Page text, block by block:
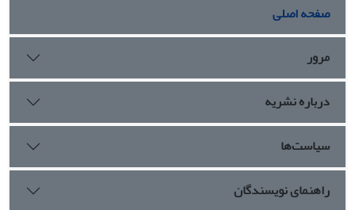
صفحه اصلی
مرور
درباره نشریه
سیاست‌ها
راهنمای نویسندگان